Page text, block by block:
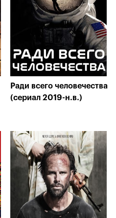
Ради всего человечества
(сериал 2019-н.в.)